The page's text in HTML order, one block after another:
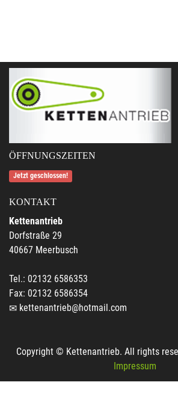
ÖFFNUNGSZEITEN
Jetzt geschlossen!
KONTAKT
Kettenantrieb
Dorfstraße 29
40667 Meerbusch
Tel.: 02132 6586353
Fax: 02132 6586354
kettenantrieb@hotmail.com
Copyright © Kettenantrieb. All rights
Impressum